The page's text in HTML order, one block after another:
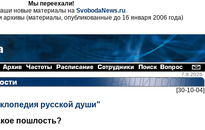
Мы переехали!
новые материалы на SvobodaNews.ru.
архивы (материалы, опубликованные до 16 января 2006 года)
7.8.2026
[30-10-04]
русской души"
пошлость?